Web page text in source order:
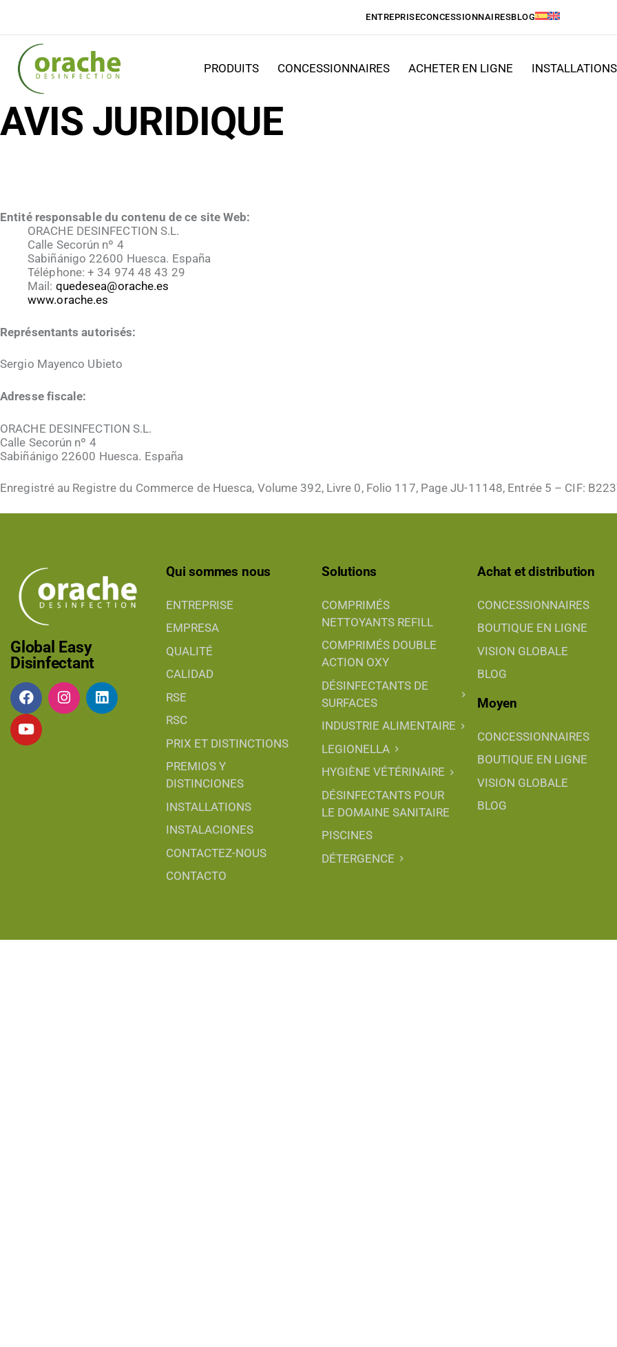
ENTREPRISECONCESSIONNAIRESBLOG
PRODUITS CONCESSIONNAIRES ACHETER EN LIGNE INSTALLATIONS
AVIS JURIDIQUE
Entité responsable du contenu de ce site Web:
ORACHE DESINFECTION S.L.
Calle Secorún nº 4
Sabiñánigo 22600 Huesca. España
Téléphone: + 34 974 48 43 29
Mail: quedesea@orache.es
www.orache.es
Représentants autorisés:
Sergio Mayenco Ubieto
Adresse fiscale:
ORACHE DESINFECTION S.L.
Calle Secorún nº 4
Sabiñánigo 22600 Huesca. España
Enregistré au Registre du Commerce de Huesca, Volume 392, Livre 0, Folio 117, Page JU-11148, Entrée 5 – CIF:
Global Easy
Disinfectant
Qui sommes nous
ENTREPRISE
EMPRESA
QUALITÉ
CALIDAD
RSE
RSC
PRIX ET DISTINCTIONS
PREMIOS Y
DISTINCIONES
INSTALLATIONS
INSTALACIONES
CONTACTEZ-NOUS
CONTACTO
Solutions
COMPRIMÉS
NETTOYANTS REFILL
COMPRIMÉS DOUBLE
ACTION OXY
DÉSINFECTANTS DE
SURFACES
INDUSTRIE ALIMENTAIRE
LEGIONELLA
HYGIÈNE VÉTÉRINAIRE
DÉSINFECTANTS POUR
LE DOMAINE SANITAIRE
PISCINES
DÉTERGENCE
Achat et distribution
CONCESSIONNAIRES
BOUTIQUE EN LIGNE
VISION GLOBALE
BLOG
Moyen
CONCESSIONNAIRES
BOUTIQUE EN LIGNE
VISION GLOBALE
BLOG